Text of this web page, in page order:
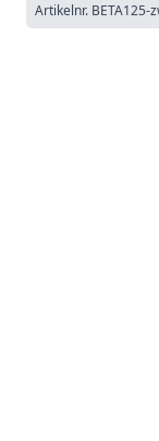
Artikelnr. BETA125-